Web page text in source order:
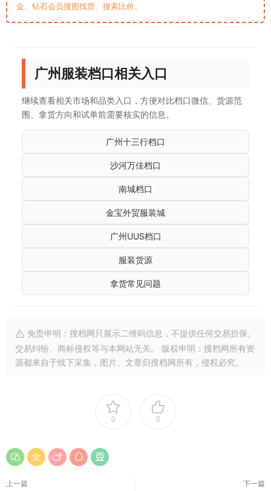
金、钻石会员搜图找货、搜索比价。
广州服装档口相关入口
继续查看相关市场和品类入口，方便对比档口微信、货源范
围、拿货方向和试单前需要核实的信息。
广州十三行档口
沙河万佳档口
南城档口
金宝外贸服装城
广州UUS档口
服装货源
拿货常见问题
免责申明：搜档网只展示二维码信息，不提供任何交易担保。
交易纠纷、商标侵权等与本网站无关。 版权申明：搜档网所有资
源都来自于线下采集，图片、文章归搜档网所有，侵权必究。
0 0
上一篇 下一篇